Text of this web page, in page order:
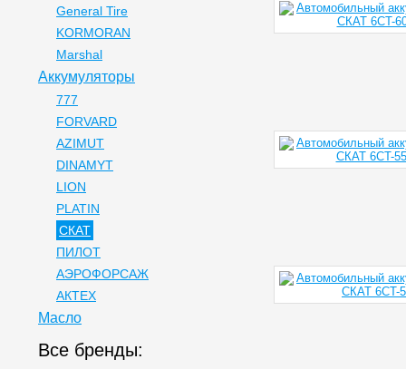
General Tire
KORMORAN
Marshal
Аккумуляторы
777
FORVARD
AZIMUT
DINAMYT
LION
PLATIN
СКАТ
ПИЛОТ
АЭРОФОРСАЖ
АКТЕХ
Масло
Все бренды: